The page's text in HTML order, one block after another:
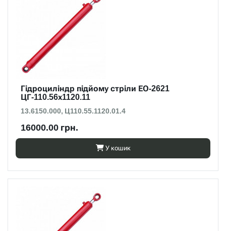
Гідроциліндр підйому стріли ЕО-2621
ЦГ-110.56х1120.11
13.6150.000, Ц110.55.1120.01.4
16000.00 грн.
У кошик